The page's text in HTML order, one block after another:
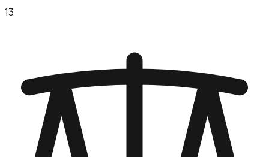
13